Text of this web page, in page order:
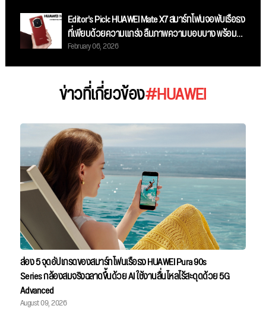
Editor’s Pick: HUAWEI Mate X7 สมาร์ทโฟนจอพับเรือธง
ที่เพียบด้วยความแกร่ง ลืมภาพความบอบบาง พร้อม
กล้องระดับโปร เก็บทุกรายละเอียดและสมรรถนะระดับ
ท็อป
February 06, 2026
ข่าวที่เกี่ยวข้อง#HUAWEI
ส่อง 5 จุดอัปเกรดของสมาร์ทโฟนเรือธง HUAWEI Pura 90s
Series กล้องสมจริงฉลาดขึ้นด้วย AI ใช้งานลื่นไหลไร้สะดุดด้วย 5G
Advanced
August 09, 2026